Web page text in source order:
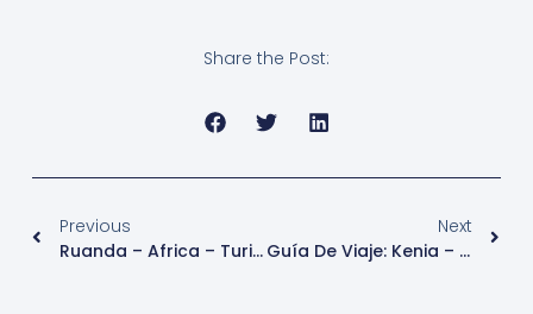
Share the Post:
Previous
Ruanda – Africa – Turismo
Next
Guía De Viaje: Kenia – África